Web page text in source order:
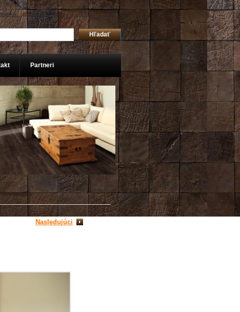
Nasledujúci
Partneri
Mapa stránok RSS Tlač